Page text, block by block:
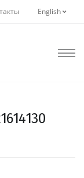
English